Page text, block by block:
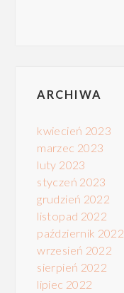
ARCHIWA
kwiecień 2023
marzec 2023
luty 2023
styczeń 2023
grudzień 2022
listopad 2022
październik 2022
wrzesień 2022
sierpień 2022
lipiec 2022